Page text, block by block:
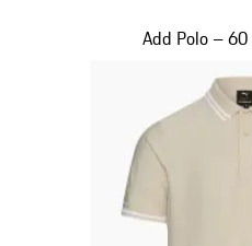
Add Polo –
Diapositive 9 sur 20